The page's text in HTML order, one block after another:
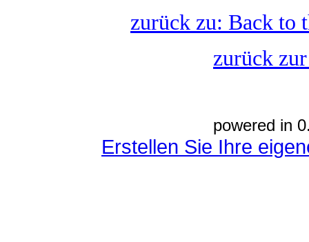
zurück zu: Back to
zurück
powered in
Erstellen Sie Ihre